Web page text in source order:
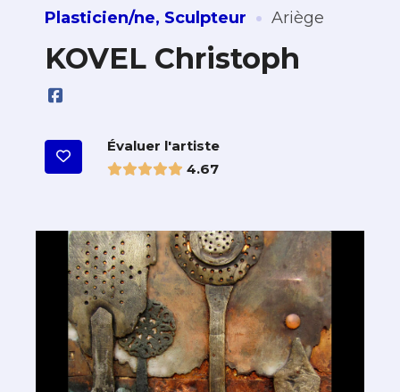
Plasticien/ne, Sculpteur · Ariège
KOVEL Christoph
Évaluer l'artiste
4.67